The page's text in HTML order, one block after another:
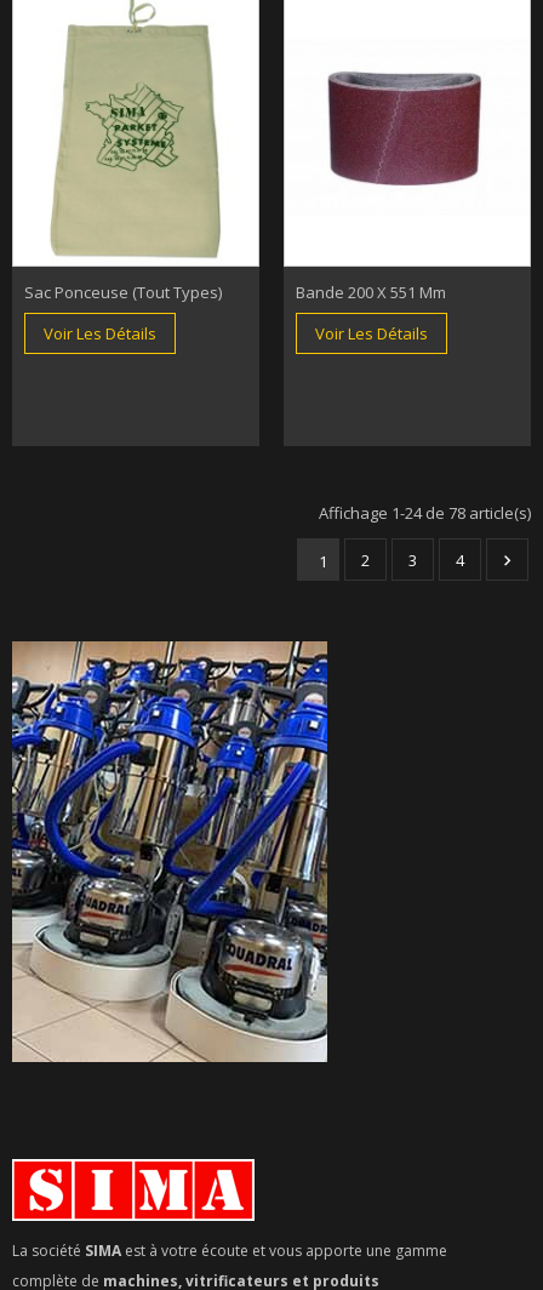
Sac Ponceuse (tout Types)
Voir Les Détails
Bande 200 X 551 Mm
Voir Les Détails
Affichage 1-24 de 78 article(s)
1 2 3 4 
La société SIMA est à votre écoute et vous apporte une gamme
complète de machines, vitrificateurs et produits